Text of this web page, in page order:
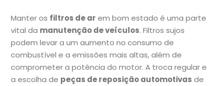
Manter os filtros de ar em bom estado é uma parte
vital da manutenção de veículos. Filtros sujos
podem levar a um aumento no consumo de
combustível e a emissões mais altas, além de
comprometer a potência do motor. A troca regular e
a escolha de peças de reposição automotivas de